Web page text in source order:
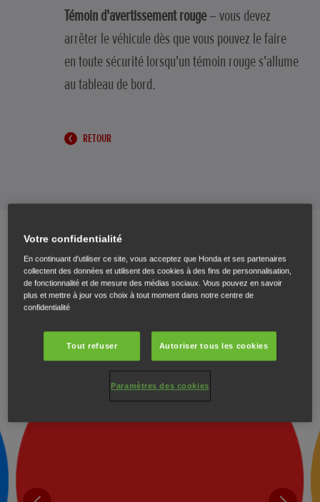
Témoin d'avertissement rouge– vous devez
arrêter le véhicule dès que vous pouvez le faire
en toute sécurité lorsqu'un témoin rouge s'allume
au tableau de bord.
RETOUR
De quelle couleur est votre témoin
d'avertissement ?
Votre confidentialité
En continuant d'utiliser ce site, vous acceptez que Honda et ses partenaires
collectent des données et utilisent des cookies à des fins de personnalisation,
de fonctionnalité et de mesure des médias sociaux. Vous pouvez en savoir
plus et mettre à jour vos choix à tout moment dans notre centre de
confidentialité
Tout refuser Autoriser tous les cookies
Paramètres des cookies